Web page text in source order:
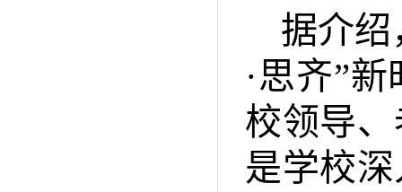
据介绍
·思齐”
校领导
是学校